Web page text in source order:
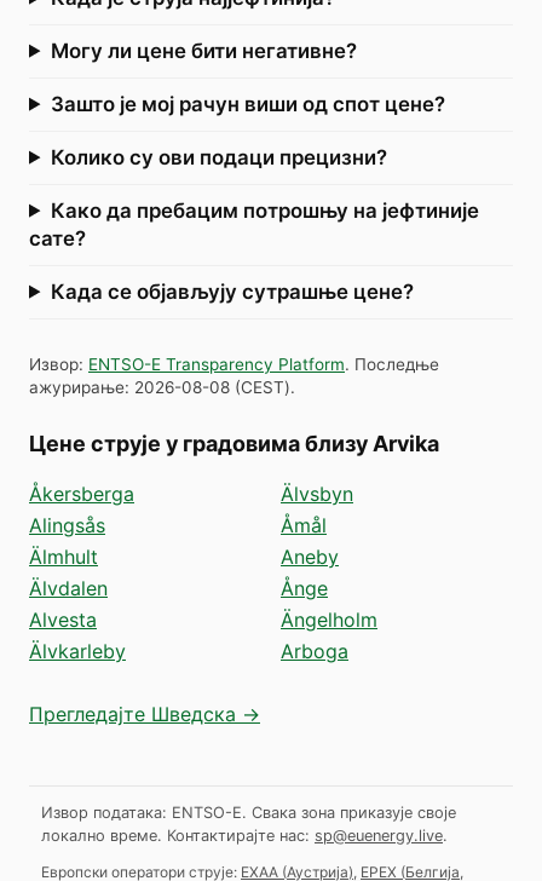
Могу ли цене бити негативне?
Зашто је мој рачун виши од спот цене?
Колико су ови подаци прецизни?
Како да пребацим потрошњу на јефтиније
сате?
Када се објављују сутрашње цене?
Извор: ENTSO-E Transparency Platform. Последње
ажурирање: 2026-08-08 (CEST).
Цене струје у градовима близу Arvika
Åkersberga
Alingsås
Älmhult
Älvdalen
Alvesta
Älvkarleby
Älvsbyn
Åmål
Aneby
Ånge
Ängelholm
Arboga
Прегледајте Шведска →
Извор података: ENTSO-E. Свака зона приказује своје
локално време. Контактирајте нас: sp@euenergy.live.
Европски оператори струје: EXAA (Аустрија) EPEX (Белгија,